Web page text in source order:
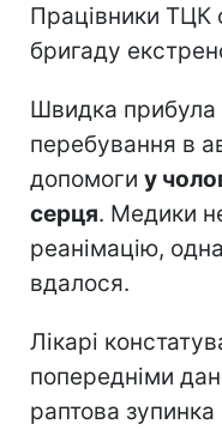
Працівники ТЦК
бригаду
Швидка прибула
перебування в
допомоги у
серця. Медики
реанімацію,
вдалося.
Лікарі
попередніми
раптова